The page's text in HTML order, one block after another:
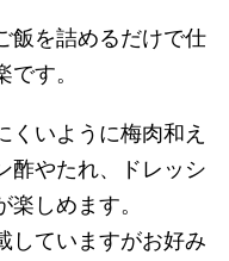
飯を詰めるだけで仕
す。
くいように梅肉和え
酢やたれ、ドレッシ
しめます。
していますがお好み